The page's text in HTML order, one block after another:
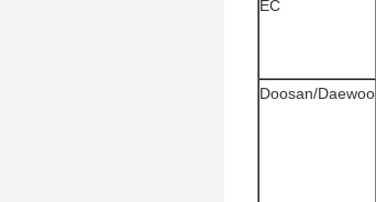
EC
Doosan/Daewoo